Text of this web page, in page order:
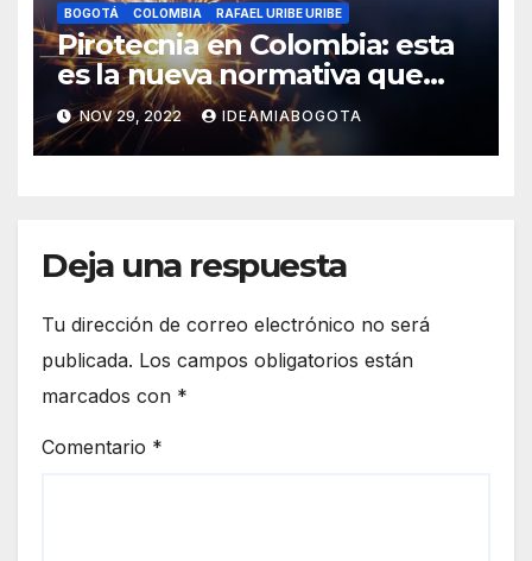
BOGOTÁ COLOMBIA RAFAEL URIBE URIBE
Pirotecnia en Colombia: esta
es la nueva normativa que
regula su uso y
comercialización
NOV 29, 2022 IDEAMIABOGOTA
Deja una respuesta
Tu dirección de correo electrónico no será
publicada. Los campos obligatorios están
marcados con *
Comentario *